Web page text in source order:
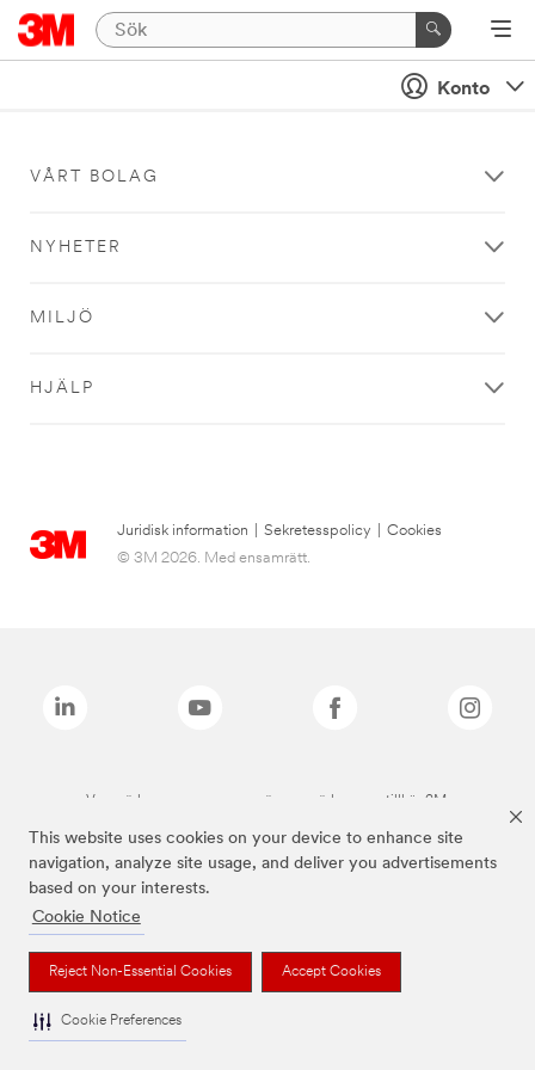
This website uses cookies on your device to enhance site
navigation, analyze site usage, and deliver you advertisements
based on your interests.
Cookie Notice
Reject Non-Essential Cookies Accept Cookies
Cookie Preferences
Konto
VÅRT BOLAG
NYHETER
MILJÖ
HJÄLP
Juridisk information Sekretesspolicy
Cookies
© 3M 2026. Med ensamrätt.
Varumärken som anges ovan är varumärken som tillhör 3M.